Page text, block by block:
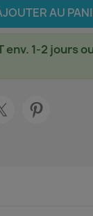
AU
env. 1-2 jours